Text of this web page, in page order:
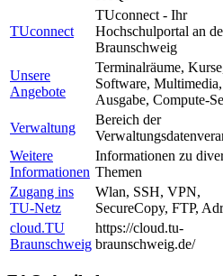
TUconnect
TUconnect - Ihr
Hochschulportal an
Braunschweig
Unsere
Angebote
Terminalräume,
Software, Multimedia,
Ausgabe, Compute-
Verwaltung
Bereich der
Weitere
Informationen
Informationen zu
Themen
Zugang ins
TU-Netz
Wlan, SSH, VPN,
SecureCopy, FTP,
cloud.TU
Braunschweig
https://cloud.tu-
braunschweig.de/